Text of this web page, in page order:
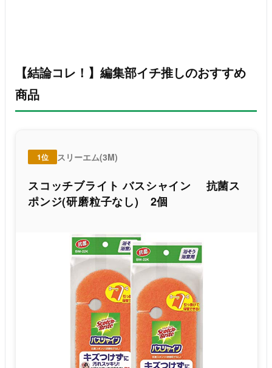
【結論コレ！】編集部イチ推しのおすすめ
商品
1位 スリーエム(3M)
スコッチブライト バスシャイン 抗菌ス
ポンジ(研磨粒子なし) 2個